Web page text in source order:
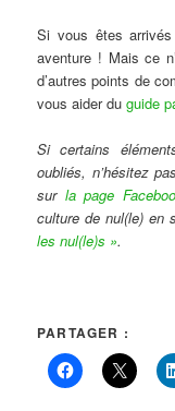
Si vous êtes
aventure ! Mais ce
d’autres points de
vous aider duguide
Si certains
oubliés, n’hésitez
sur la page
culture de nul(le) en
les nul(le)s ».
PARTAGER :